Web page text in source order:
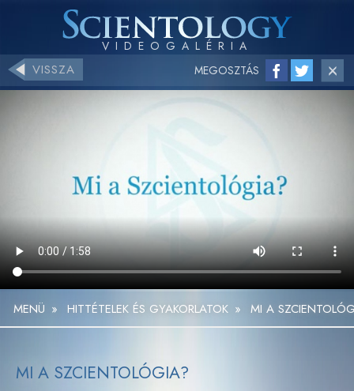
VISSZA MEGOSZTÁS
MENÜ » HITTÉTELEK ÉS GYAKORLATOK » MI A
MI A SZCIENTOLÓGIA?